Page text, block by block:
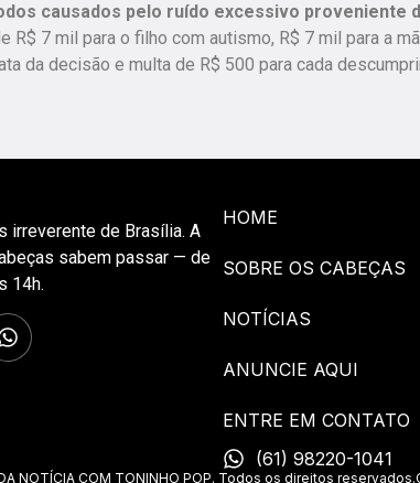
causados pelo ruído excessivo proveniente
R$ 7 mil para o filho com autismo, R$ 7 mil para a
da decisão e multa de R$ 500 para cada
irreverente de Brasília. A
sabem passar — de
14h.
HOME
SOBRE OS CABEÇAS
NOTÍCIAS
ANUNCIE AQUI
ENTRE EM CONTATO
(61) 98220-1041
NOTÍCIA COM TONINHO POP. Todos os direitos reservados.